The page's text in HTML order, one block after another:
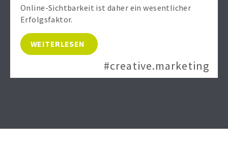
Online-Sichtbarkeit ist daher ein wesentlicher
Erfolgsfaktor.
WEITERLESEN
#creative.marketing